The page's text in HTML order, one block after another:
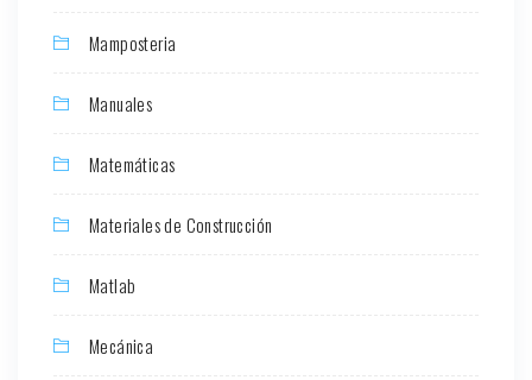
Mamposteria
Manuales
Matemáticas
Materiales de Construcción
Matlab
Mecánica